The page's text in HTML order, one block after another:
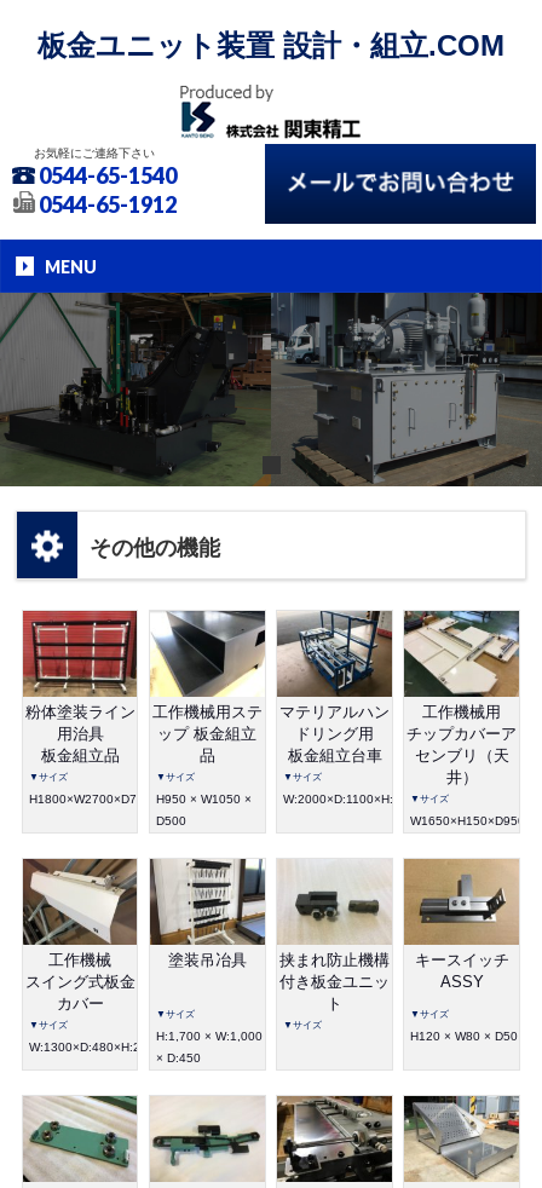
板金ユニット装置 設計・組立.COM
お気軽にご連絡下さい
0544-65-1540
0544-65-1912
MENU
その他の機能
粉体塗装ライン
用治具
板金組立品
▼サイズ
H1800×W2700×D75
工作機械用ステ
ップ 板金組立
品
▼サイズ
H950 × W1050 ×
D500
マテリアルハン
ドリング用
板金組立台車
▼サイズ
W:2000×D:1100×H:1200
工作機械用
チップカバーア
センブリ（天
井）
▼サイズ
W1650×H150×D950
工作機械
スイング式板金
カバー
▼サイズ
W:1300×D:480×H:200
塗装吊冶具
▼サイズ
H:1,700 × W:1,000
× D:450
挟まれ防止機構
付き板金ユニッ
ト
▼サイズ
キースイッチ
ASSY
▼サイズ
H120 × W80 × D50